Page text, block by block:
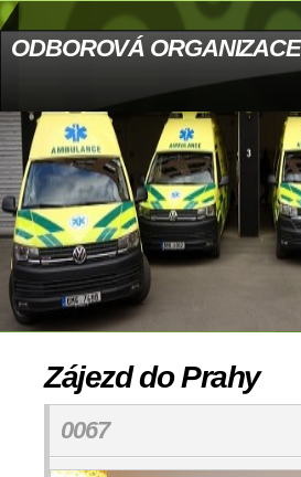
ODBOROVÁ
Zájezd do Prahy
0067